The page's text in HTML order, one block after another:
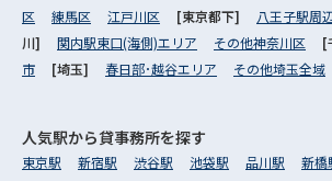
区
練馬区 江戸川区 [東京都下] 八王子駅周
川] 関内駅東口(海側)エリア その他神奈川区 [
市
[埼玉] 春日部･越谷エリア その他埼玉全域
人気駅から貸事務所を探す
東京駅 新宿駅 渋谷駅 池袋駅 品川駅 新橋